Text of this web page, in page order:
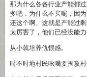
那为什么各各行业产能都
多吧，为什么不买呢，因
还这个啊。这就是产能过
太厉害了，他们已经没能力
从小就培养仇恨感。
时不时地村民吆喝要围攻